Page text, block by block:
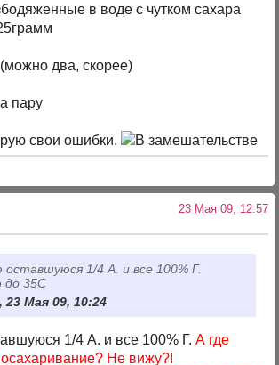
в воде с чутком сахара
два, скорее)
пару
свои ошибки.
23 Мая 09, 12:57
оставшуюся 1/4 А. и все 100% Г.
до 35С
23 Мая 09, 10:24
1/4 А. и все 100% Г.А где
Не вижу?!